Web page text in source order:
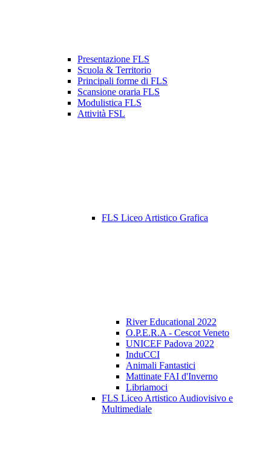
Presentazione FLS
Scuola & Territorio
Principali forme di FLS
Scansione oraria FLS
Modulistica FLS
Attività FSL
FLS Liceo Artistico Grafica
River Educational 2022
O.P.E.R.A - Cescot Veneto
UNICEF Padova 2022
InduCCI
Animali Fantastici
Mattinate FAI d'Inverno
Libriamoci
FLS Liceo Artistico Audiovisivo e
Multimediale